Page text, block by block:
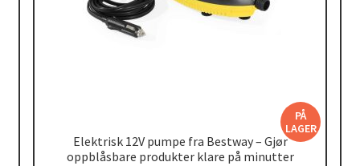
PÅ
LAGER
Elektrisk 12V pumpe fra Bestway – Gjør
oppblåsbare produkter klare på minutter